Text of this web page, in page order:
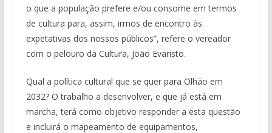
o que a população prefere e/ou consome em termos
de cultura para, assim, irmos de encontro às
expetativas dos nossos públicos”, refere o vereador
com o pelouro da Cultura, João Evaristo.
Qual a política cultural que se quer para Olhão em
2032? O trabalho a desenvolver, e que já está em
marcha, terá como objetivo responder a esta questão
e incluirá o mapeamento de equipamentos,